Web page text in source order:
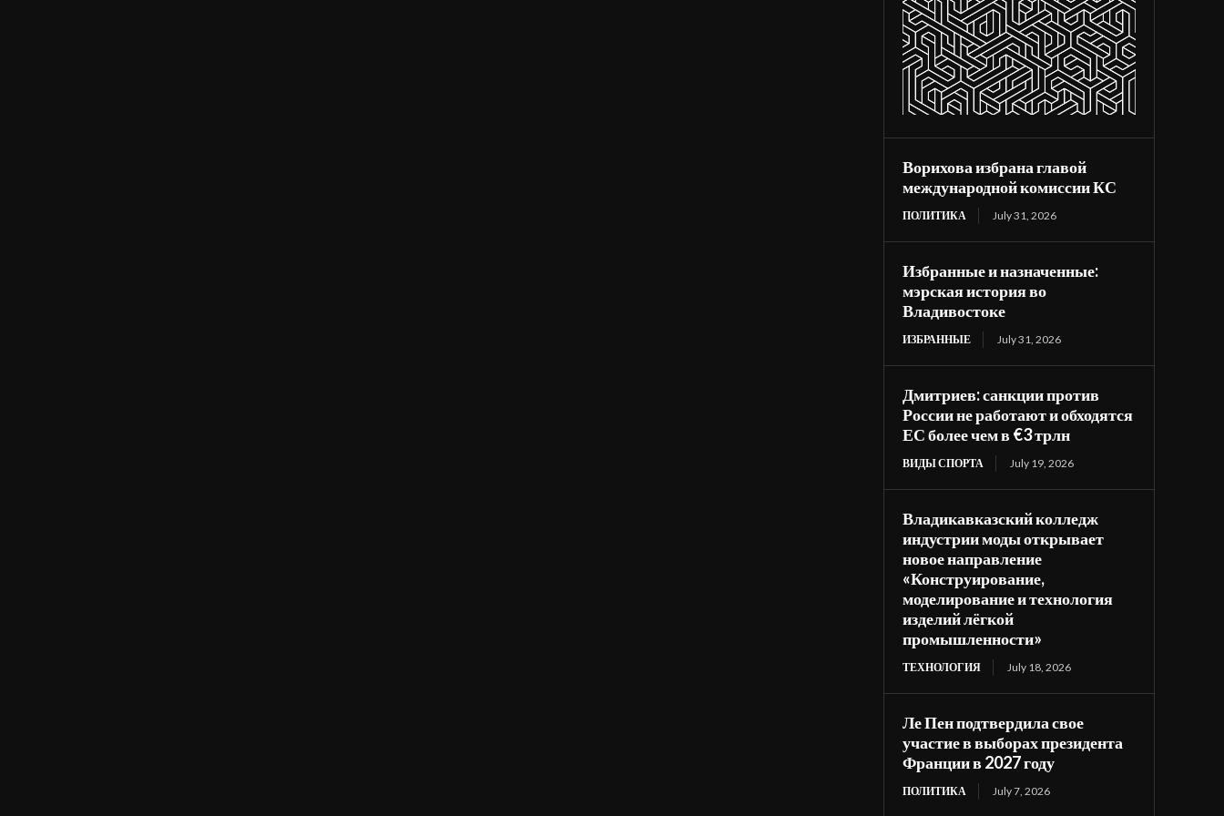
Ворихова избрана главой
международной комиссии КС
ПОЛИТИКА July 31, 2026
Избранные и назначенные:
мэрская история во
Владивостоке
ИЗБРАННЫЕ July 31, 2026
Дмитриев: санкции против
России не работают и обходятся
ЕС более чем в €3 трлн
ВИДЫ СПОРТА July 19, 2026
Владикавказский колледж
индустрии моды открывает
новое направление
«Конструирование,
моделирование и технология
изделий лёгкой
промышленности»
ТЕХНОЛОГИЯ July 18, 2026
Ле Пен подтвердила свое
участие в выборах президента
Франции в 2027 году
ПОЛИТИКА July 7, 2026